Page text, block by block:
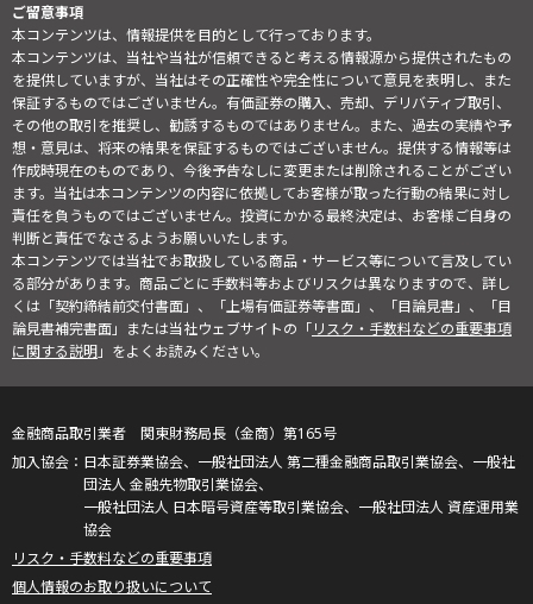
ご留意事項
本コンテンツは、情報提供を目的として行っております。
本コンテンツは、当社や当社が信頼できると考える情報源から提供されたもの
を提供していますが、当社はその正確性や完全性について意見を表明し、また
保証するものではございません。有価証券の購入、売却、デリバティブ取引、
その他の取引を推奨し、勧誘するものではありません。また、過去の実績や予
想・意見は、将来の結果を保証するものではございません。提供する情報等は
作成時現在のものであり、今後予告なしに変更または削除されることがござい
ます。当社は本コンテンツの内容に依拠してお客様が取った行動の結果に対し
責任を負うものではございません。投資にかかる最終決定は、お客様ご自身の
判断と責任でなさるようお願いいたします。
本コンテンツでは当社でお取扱している商品・サービス等について言及してい
る部分があります。商品ごとに手数料等およびリスクは異なりますので、詳し
くは「契約締結前交付書面」、「上場有価証券等書面」、「目論見書」、「目
論見書補完書面」または当社ウェブサイトの「リスク・手数料などの重要事項
に関する説明」をよくお読みください。
金融商品取引業者 関東財務局長（金商）第165号
日本証券業協会、一般社団法人 第二種金融商品取引業協会、一般社
団法人 金融先物取引業協会、
一般社団法人 日本暗号資産等取引業協会、一般社団法人 資産運用業
協会
リスク・手数料などの重要事項
個人情報のお取り扱いについて